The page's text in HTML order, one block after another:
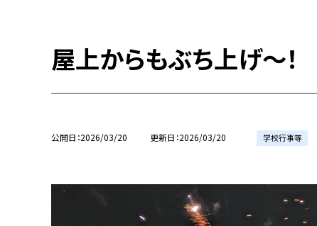
屋上からもぶち上げ〜！
公開日 2026/03/20 更新日 2026/03/20 学校行事等